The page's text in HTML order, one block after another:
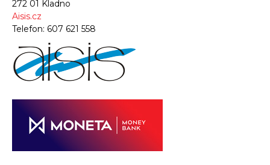
272 01 Kladno
Aisis.cz
Telefon: 607 621 558